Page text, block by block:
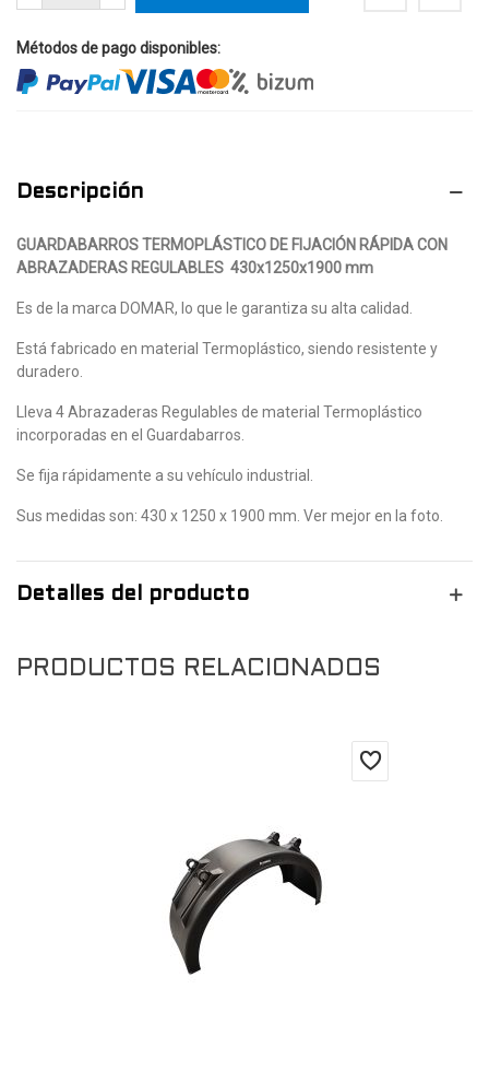
Métodos de pago disponibles:
Descripción
GUARDABARROS TERMOPLÁSTICO DE FIJACIÓN RÁPIDA CON
ABRAZADERAS REGULABLES 430x1250x1900 mm
Es de la marca DOMAR, lo que le garantiza su alta calidad.
Está fabricado en material Termoplástico, siendo resistente y
duradero.
Lleva 4 Abrazaderas Regulables de material Termoplástico
incorporadas en el Guardabarros.
Se fija rápidamente a su vehículo industrial.
Sus medidas son: 430 x 1250 x 1900 mm. Ver mejor en la foto.
Detalles del producto
PRODUCTOS RELACIONADOS